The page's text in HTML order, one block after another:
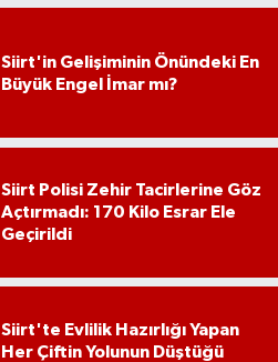
Siirt'in Gelişiminin Önündeki En
Büyük Engel İmar mı?
Siirt Polisi Zehir Tacirlerine Göz
Açtırmadı: 170 Kilo Esrar Ele
Geçirildi
Siirt'te Evlilik Hazırlığı Yapan
Her Çiftin Yolunun Düştüğü